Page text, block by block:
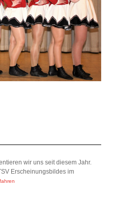
wir uns seit diesem Jahr.
Erscheinungsbildes im